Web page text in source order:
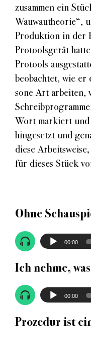
zusammen ein
Wauwautheorie“,
Produktion in der
Protoolsgerät
Protools
beobachtet, wie er
sone Art arbeiten,
Wort markiert und
hingesetzt und
diese
für dieses Stück
Ohne
Audio-
Player
00:00
Ich nehme,
Audio-
Player
00:00
Prozedur ist